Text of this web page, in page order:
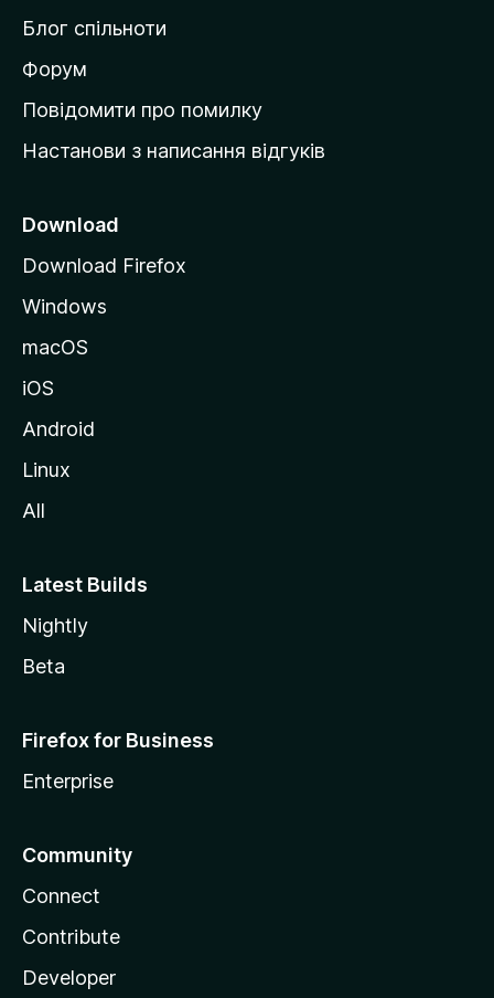
і
в
к
M
z
l
l
Блог спільноти
Форум
Повідомити про помилку
Настанови з написання відгуків
Download
Download Firefox
Windows
macOS
iOS
Android
Linux
All
Latest Builds
Nightly
Beta
Firefox for Business
Enterprise
Community
Connect
Contribute
Developer